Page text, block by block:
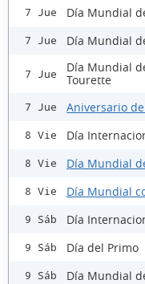
7 Jue Día Mundial
7 Jue Día Mundial
7 Jue
Día Mundial
Tourette
7 Jue Aniversario
8 Vie Día
8 Vie Día Mundial
8 Vie Día Mundial
9 Sáb Día
9 Sáb Día del Primo
9 Sáb Día Mundial